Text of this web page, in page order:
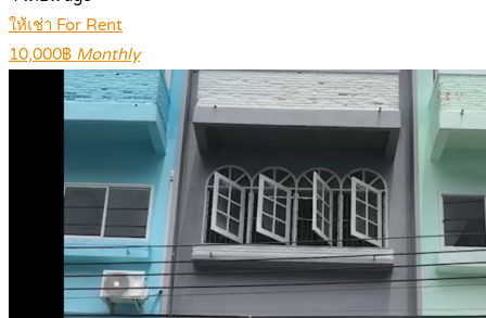
ให้เช่า For Rent
10,000฿ Monthly